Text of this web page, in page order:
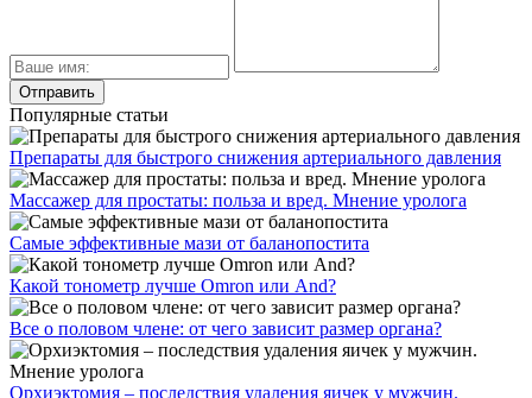
Популярные статьи
Препараты для быстрого снижения артериального давления
Массажер для простаты: польза и вред. Мнение уролога
Самые эффективные мази от баланопостита
Какой тонометр лучше Omron или And?
Все о половом члене: от чего зависит размер органа?
Орхиэктомия – последствия удаления яичек у мужчин.